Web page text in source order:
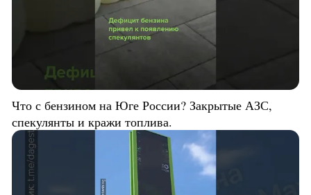
Что с бензином на Юге России? Закрытые АЗС,
спекулянты и кражи топлива.